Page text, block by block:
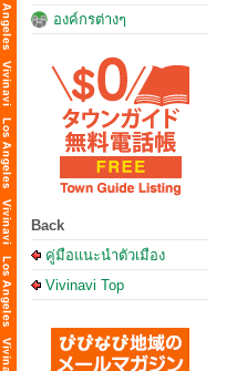
องค์กรต่างๆ
Back
คู่มือแนะนำตัวเมือง
Vivinavi Top